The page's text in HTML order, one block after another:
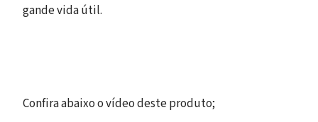
gande vida útil.
Confira abaixo o vídeo deste produto;